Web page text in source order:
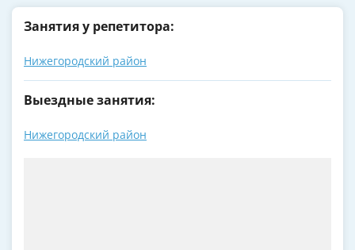
Занятия у репетитора:
Нижегородский район
Выездные занятия:
Нижегородский район